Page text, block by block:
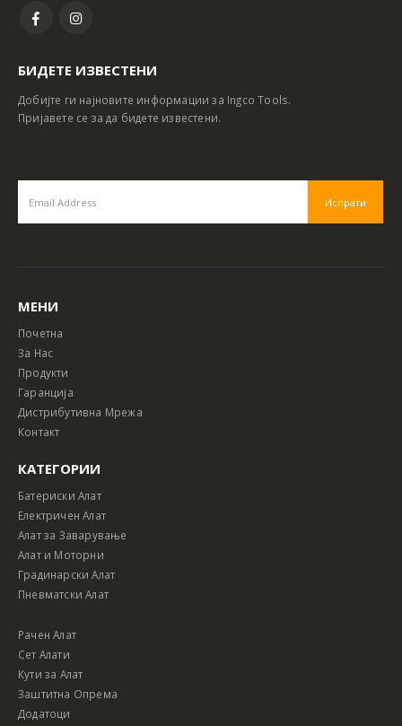
БИДЕТЕ ИЗВЕСТЕНИ
Добијте ги најновите информации за Ingco Tools.
Пријавете се за да бидете известени.
МЕНИ
Почетна
За Нас
Продукти
Гаранција
Дистрибутивна Мрежа
Контакт
КАТЕГОРИИ
Батериски Алат
Електричен Алат
Алат за Заварување
Алат и Моторни
Градинарски Алат
Пневматски Алат
Рачен Алат
Сет Алати
Кути за Алат
Заштитна Опрема
Додатоци